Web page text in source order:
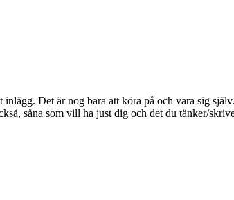
Det är nog bara att köra på och vara sig
såna som vill ha just dig och det du tänker/